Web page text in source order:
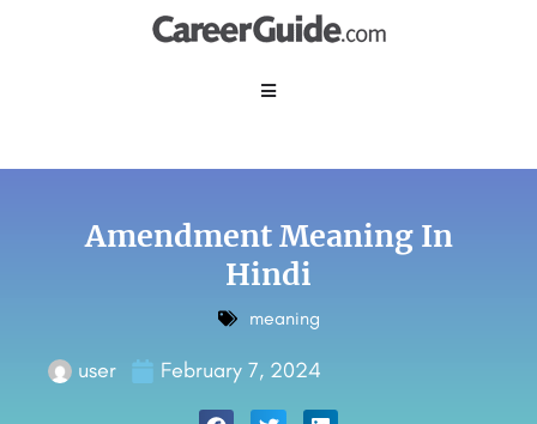
Amendment Meaning In
Hindi
meaning
user February 7, 2024